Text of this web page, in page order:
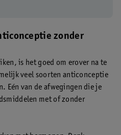
zonder
is het goed om erover na te
veel soorten anticonceptie
Eén van de afwegingen die je
met of zonder